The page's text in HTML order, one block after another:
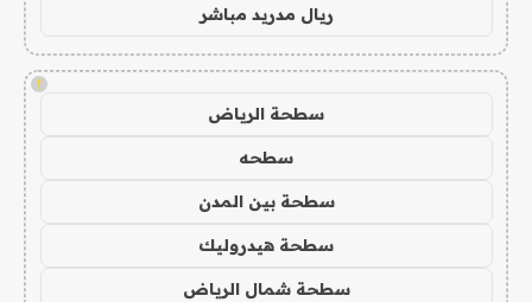
ريال مدريد مباشر
!
سطحة الرياض
سطحه
سطحة بين المدن
سطحة هيدروليك
سطحة شمال الرياض